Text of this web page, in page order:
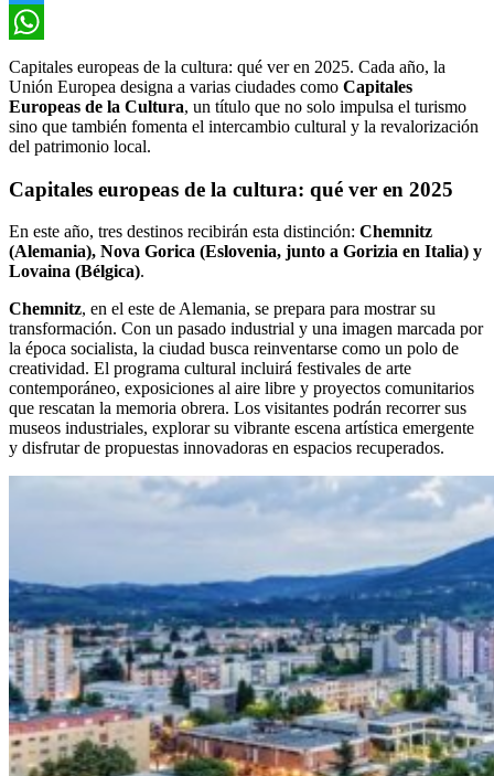
Twitter
WhatsApp
Capitales europeas de la cultura: qué ver en 2025. Cada año, la
Unión Europea designa a varias ciudades como Capitales
Europeas de la Cultura, un título que no solo impulsa el turismo
sino que también fomenta el intercambio cultural y la revalorización
del patrimonio local.
Capitales europeas de la cultura: qué ver en 2025
En este año, tres destinos recibirán esta distinción: Chemnitz
(Alemania), Nova Gorica (Eslovenia, junto a Gorizia en Italia) y
Lovaina (Bélgica).
Chemnitz, en el este de Alemania, se prepara para mostrar su
transformación. Con un pasado industrial y una imagen marcada por
la época socialista, la ciudad busca reinventarse como un polo de
creatividad. El programa cultural incluirá festivales de arte
contemporáneo, exposiciones al aire libre y proyectos comunitarios
que rescatan la memoria obrera. Los visitantes podrán recorrer sus
museos industriales, explorar su vibrante escena artística emergente
y disfrutar de propuestas innovadoras en espacios recuperados.